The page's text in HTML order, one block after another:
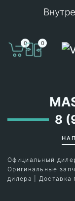
0 0
8
Официальный
Оригинальные
дилера | Доставка